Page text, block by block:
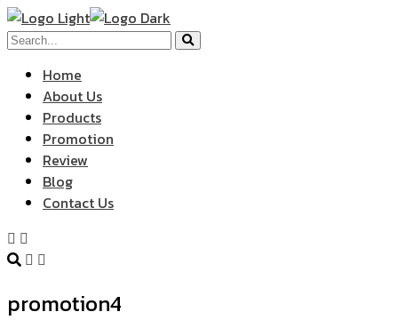
Home
About Us
Products
Promotion
Review
Blog
Contact Us
promotion4